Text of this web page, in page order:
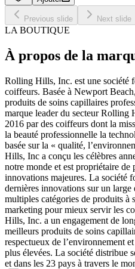
Previous slide Next slide
LA BOUTIQUE
À propos de la
Rolling Hills, Inc. est une société
coiffeurs. Basée à Newport
produits de soins capillaires
marque leader du secteur Rolling
2016 par des coiffeurs dont la
la beauté professionnelle la
basée sur la « qualité,
Hills, Inc a conçu les célèbres
notre monde et est propriétaire de
innovations majeures. La société
dernières innovations sur un large
multiples catégories de produits à
marketing pour mieux servir les
Hills, Inc. a un engagement de
meilleurs produits de soins
respectueux de l’environnement
plus élevées. La société distribue
et dans les 23 pays à travers le